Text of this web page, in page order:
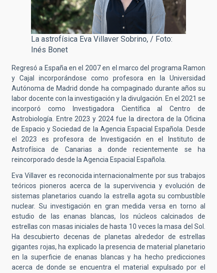
La astrofísica Eva Villaver Sobrino, / Foto:
Inés Bonet
Regresó a España en el 2007 en el marco del programa Ramon
y Cajal incorporándose como profesora en la Universidad
Autónoma de Madrid donde ha compaginado durante años su
labor docente con la investigación y la divulgación. En el 2021 se
incorporó como Investigadora Científica al Centro de
Astrobiología. Entre 2023 y 2024 fue la directora de la Oficina
de Espacio y Sociedad de la Agencia Espacial Española. Desde
el 2023 es profesora de Investigación en el Instituto de
Astrofísica de Canarias a donde recientemente se ha
reincorporado desde la Agencia Espacial Española.
Eva Villaver es reconocida internacionalmente por sus trabajos
teóricos pioneros acerca de la supervivencia y evolución de
sistemas planetarios cuando la estrella agota su combustible
nuclear. Su investigación en gran medida versa en torno al
estudio de las enanas blancas, los núcleos calcinados de
estrellas con masas iniciales de hasta 10 veces la masa del Sol.
Ha descubierto decenas de planetas alrededor de estrellas
gigantes rojas, ha explicado la presencia de material planetario
en la superficie de enanas blancas y ha hecho predicciones
acerca de donde se encuentra el material expulsado por el